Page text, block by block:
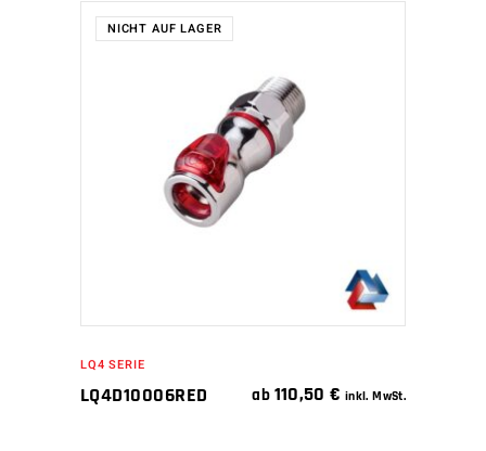
NICHT AUF LAGER
WEITERLESEN
LQ4 SERIE
LQ4D10006RED ab 110,50€ inkl. MwSt.